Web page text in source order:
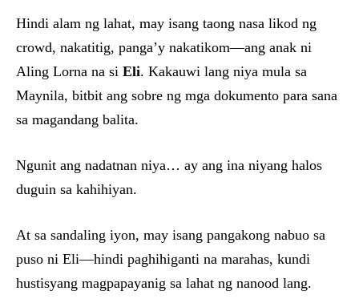
Hindi alam ng lahat, may isang taong nasa likod ng
crowd, nakatitig, panga’y nakatikom—ang anak ni
Aling Lorna na si Eli. Kakauwi lang niya mula sa
Maynila, bitbit ang sobre ng mga dokumento para sana
sa magandang balita.
Ngunit ang nadatnan niya… ay ang ina niyang halos
duguin sa kahihiyan.
At sa sandaling iyon, may isang pangakong nabuo sa
puso ni Eli—hindi paghihiganti na marahas, kundi
hustisyang magpapayanig sa lahat ng nanood lang.